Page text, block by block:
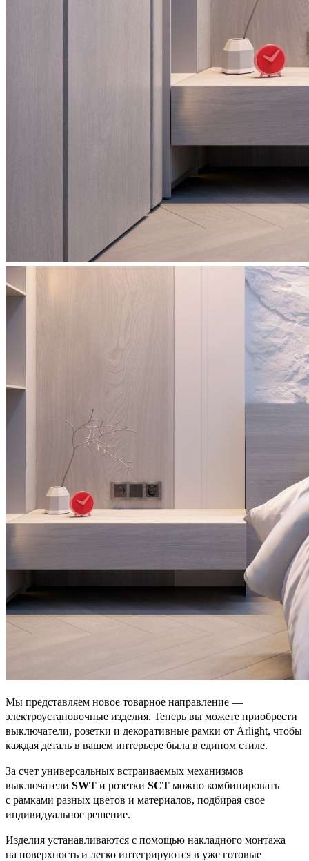
Мы представляем новое товарное направление —
электроустановочные изделия. Теперь вы можете приобрести
выключатели, розетки и декоративные рамки от Arlight, чтобы
каждая деталь в вашем интерьере была в едином стиле.
За счет универсальных встраиваемых механизмов
выключатели SWT и розетки SCT можно комбинировать
с рамками разных цветов и материалов, подбирая свое
индивидуальное решение.
Изделия устанавливаются с помощью накладного монтажа
на поверхность и легко интегрируются в уже готовые